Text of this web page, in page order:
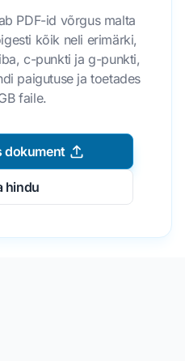
PDF-id võrgus malta
kõik neli erimärki,
c-punkti ja g-punkti,
paigutuse ja toetades
faile.
dokument
hindu